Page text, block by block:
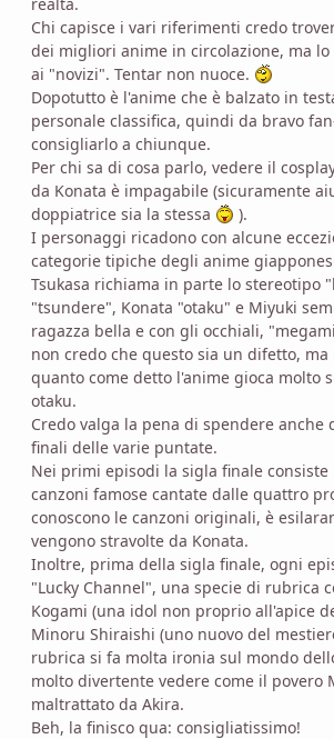
Chi capisce i vari riferimenti credo
dei migliori anime in circolazione, ma
ai "novizi". Tentar non nuoce.
Dopotutto è l'anime che è balzato in
personale classifica, quindi da bravo
consigliarlo a chiunque.
Per chi sa di cosa parlo, vedere il
da Konata è impagabile (sicuramente
doppiatrice sia la stessa
).
I personaggi ricadono con alcune
categorie tipiche degli anime
Tsukasa richiama in parte lo stereotipo
"tsundere", Konata "otaku" e Miyuki
ragazza bella e con gli occhiali,
non credo che questo sia un difetto,
quanto come detto l'anime gioca molto
otaku.
Credo valga la pena di spendere anche
finali delle varie puntate.
Nei primi episodi la sigla finale consiste
canzoni famose cantate dalle quattro
conoscono le canzoni originali, è
vengono stravolte da Konata.
Inoltre, prima della sigla finale, ogni
"Lucky Channel", una specie di rubrica
Kogami (una idol non proprio all'apice
Minoru Shiraishi (uno nuovo del
rubrica si fa molta ironia sul mondo
molto divertente vedere come il povero
maltrattato da Akira.
Beh, la finisco qua: consigliatissimo!